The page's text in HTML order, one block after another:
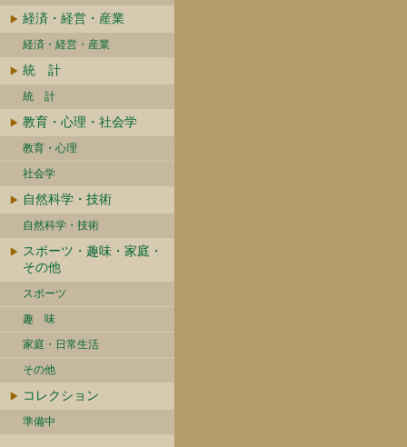
経済・経営・産業
経済・経営・産業
統 計
統 計
教育・心理・社会学
教育・心理
社会学
自然科学・技術
自然科学・技術
スポーツ・趣味・家庭・
その他
スポーツ
趣 味
家庭・日常生活
その他
コレクション
準備中